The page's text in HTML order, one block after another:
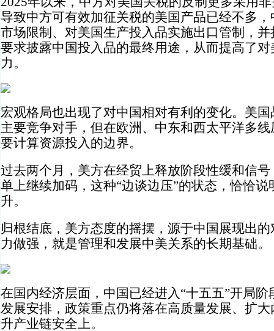
导致中方可有效加征关税的美国产品已经不多
市场限制、对美国生产投入品实施出口管制，
要求披露中国投入品的最终用途，从而提高了
力。
宏观格局也出现了对中国相对有利的变化。美
主要竞争对手，但在欧洲、中东和西太平洋多
要计算资源投入的边界。
过去两个月，美方在经贸上释放阶段性缓和信
单上继续加码，这种“边谈边压”的状态，恰恰
升。
归根结底，美方态度的摇摆，源于中国展现出
力做强，就是管理和发展中美关系的长期基础。
在国内经济层面，中国已经进入“十五五”开局阶
发展安排，政策重点仍将落在高质量发展、扩
升产业链安全上。